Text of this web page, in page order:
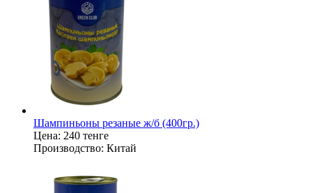
Шампиньоны резаные ж/б (400гр.)
Цена: 240 тенге
Производство: Китай